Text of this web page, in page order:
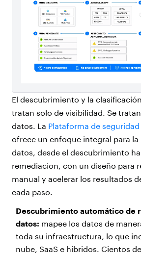
El descubrimiento y la
tratan solo de visibilidad. Se
datos. La Plataforma de
ofrece un enfoque integral para la
datos, desde el descubrimiento
remediacion, con un diseño para
manual y acelerar los resultados
cada paso.
Descubrimiento automático de
datos: mapee los datos de
toda su infraestructura, lo que
nube, SaaS e híbridos. Cientos